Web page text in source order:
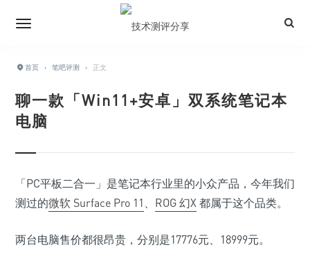
首页 › 笔吧评测 › 正文
聊一款「Win11+安卓」双系统笔记本
电脑
「PC平板二合一 」 是笔记本行业里的小众产品，今年我们
测过的微软 Surface Pro 11 、 ROG 幻X 都属于这个品类。
两台电脑售价都很昂贵，分别是17776元、18999元。